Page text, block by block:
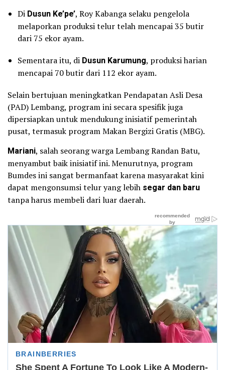
Di Dusun Ke’pe’, Roy Kabanga selaku pengelola
melaporkan produksi telur telah mencapai 35 butir
dari 75 ekor ayam.
Sementara itu, di Dusun Karumung, produksi harian
mencapai 70 butir dari 112 ekor ayam.
Selain bertujuan meningkatkan Pendapatan Asli Desa
(PAD) Lembang, program ini secara spesifik juga
dipersiapkan untuk mendukung inisiatif pemerintah
pusat, termasuk program Makan Bergizi Gratis (MBG).
Mariani, salah seorang warga Lembang Randan Batu,
menyambut baik inisiatif ini. Menurutnya, program
Bumdes ini sangat bermanfaat karena masyarakat kini
dapat mengonsumsi telur yang lebih segar dan baru
tanpa harus membeli dari luar daerah.